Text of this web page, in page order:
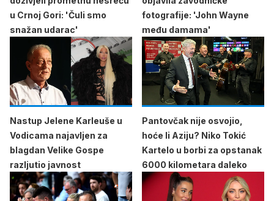
u Crnoj Gori: 'Čuli smo
snažan udarac'
fotografije: 'John Wayne
među damama'
Nastup Jelene Karleuše u
Vodicama najavljen za
blagdan Velike Gospe
razljutio javnost
Pantovčak nije osvojio,
hoće li Aziju? Niko Tokić
Kartelo u borbi za opstanak
6000 kilometara daleko